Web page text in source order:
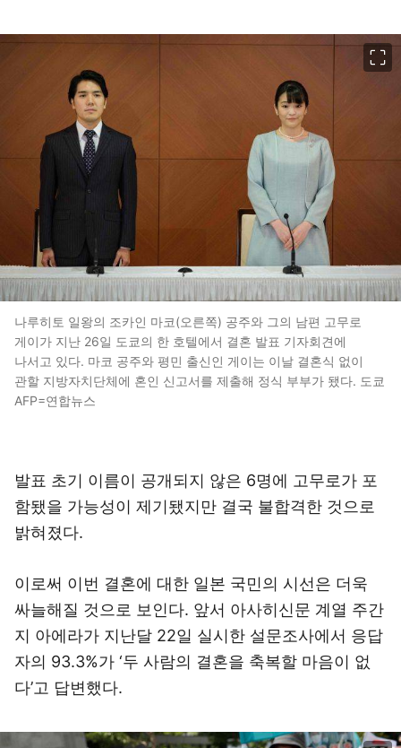
나루히토 일왕의 조카인 마코(오른쪽) 공주와 그의 남편 고무로
게이가 지난 26일 도쿄의 한 호텔에서 결혼 발표 기자회견에
나서고 있다. 마코 공주와 평민 출신인 게이는 이날 결혼식 없이
관할 지방자치단체에 혼인 신고서를 제출해 정식 부부가 됐다. 도쿄
AFP=연합뉴스
발표 초기 이름이 공개되지 않은 6명에 고무로가 포
함됐을 가능성이 제기됐지만 결국 불합격한 것으로
밝혀졌다.
이로써 이번 결혼에 대한 일본 국민의 시선은 더욱
싸늘해질 것으로 보인다. 앞서 아사히신문 계열 주간
지 아에라가 지난달 22일 실시한 설문조사에서 응답
자의 93.3%가 ‘두 사람의 결혼을 축복할 마음이 없
다’고 답변했다.